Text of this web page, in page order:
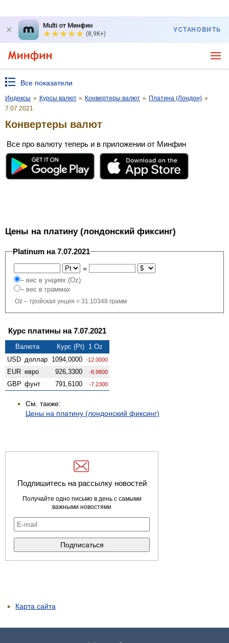
Multi от Минфин
(8,9K+)
УСТАНОВИТЬ
Все показатели
Индексы » Курсы валют » Конвертеры валют » Платина (Лондон) »
7.07.2021
Конвертеры валют
Все про валюту теперь и в приложении от Минфин
Цены на платину (лондонский фиксинг)
Platinum на 7.07.2021
=
– вес в унциях (Oz)
– вес в граммах
Oz – тройская унция = 31.10348 грамм
Курс платины на 7.07.2021
Валюта
Курс (Pt) 1 Oz
USD доллар 1094,0000 -12.0000
EUR евро 926,3300 -8.9800
GBP фунт 791,6100 -7.2300
См. также:
Цены на платину (лондонский фиксинг)
Подпишитесь на рассылку новостей
Получайте одно письмо в день с самыми
важными новостями
Карта сайта